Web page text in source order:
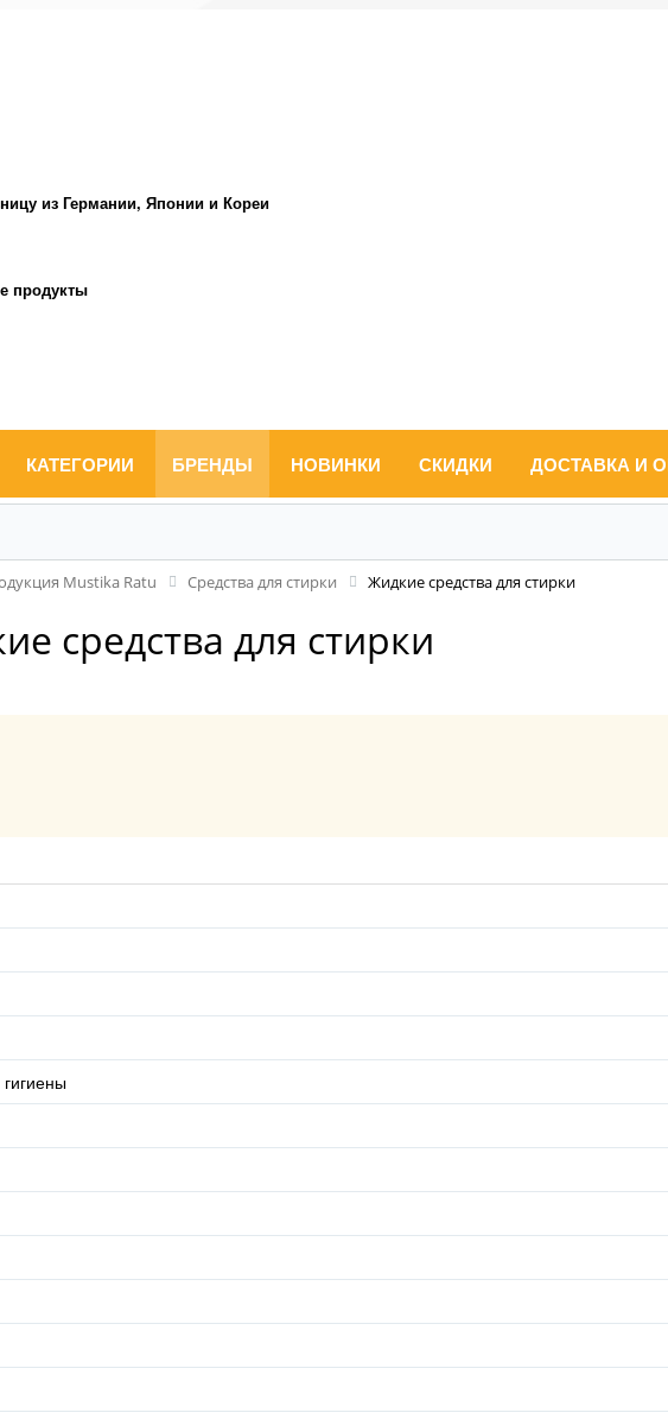
из Германии, Японии и Кореи
продукты
КАТЕГОРИИ БРЕНДЫ НОВИНКИ СКИДКИ ДОСТАВКА И
Mustika Ratu Средства для стирки Жидкие средства для стирки
средства для стирки